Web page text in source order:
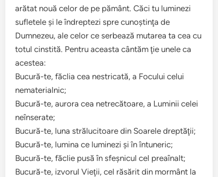
arătat nouă celor de pe pământ. Căci tu luminezi
sufletele şi le îndreptezi spre cunoştinţa de
Dumnezeu, ale celor ce serbează mutarea ta cea cu
totul cinstită. Pentru aceasta cântăm ţie unele ca
acestea:
Bucură-te, făclia cea nestricată, a Focului celui
nematerialnic;
Bucură-te, aurora cea netrecătoare, a Luminii celei
neînserate;
Bucură-te, luna strălucitoare din Soarele dreptăţii;
Bucură-te, lumina ce luminezi şi în întuneric;
Bucură-te, făclie pusă în sfeşnicul cel preaînalt;
Bucură-te, izvorul Vieţii, cel răsărit din mormânt la